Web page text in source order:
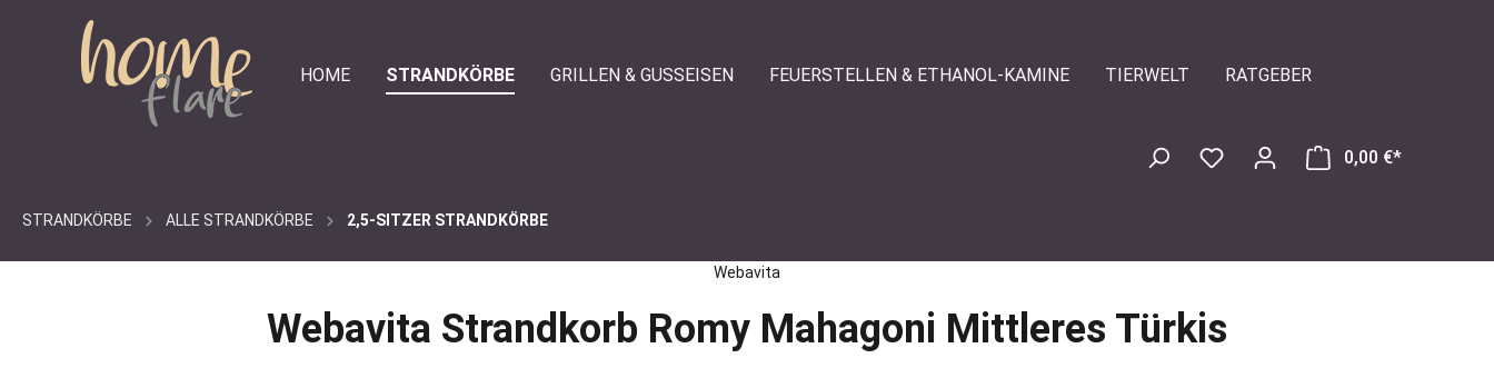
HOME STRANDKÖRBE GRILLEN & GUSSEISEN FEUERSTELLEN & ETHANOL-KAMINE TIERWELT RATGEBER
0,00 €*
STRANDKÖRBE ALLE STRANDKÖRBE 2,5-SITZER STRANDKÖRBE
Webavita
Webavita Strandkorb Romy Mahagoni Mittleres Türkis